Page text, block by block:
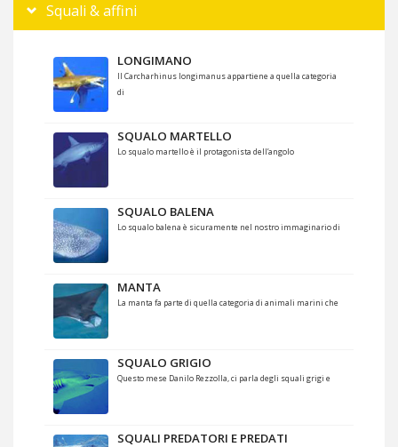
Squali & affini
LONGIMANO
Il Carcharhinus longimanus appartiene a quella categoria
di
SQUALO MARTELLO
Lo squalo martello è il protagonista dell’angolo
SQUALO BALENA
Lo squalo balena è sicuramente nel nostro immaginario di
MANTA
La manta fa parte di quella categoria di animali marini che
SQUALO GRIGIO
Questo mese Danilo Rezzolla, ci parla degli squali grigi e
SQUALI PREDATORI E PREDATI